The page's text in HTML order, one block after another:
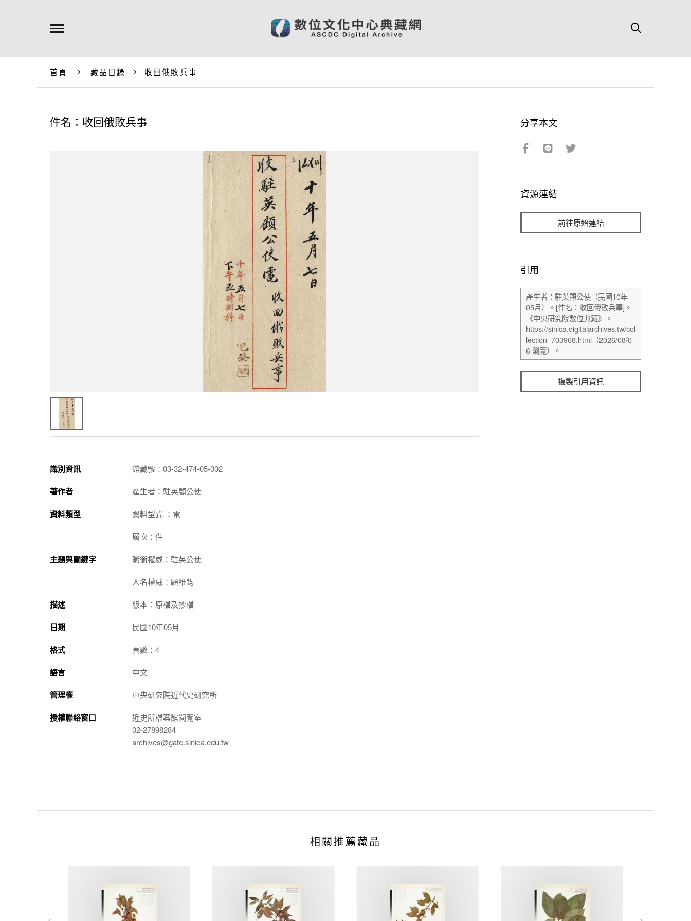
首頁 藏品目錄 收回俄敗兵事
件名：收回俄敗兵事
識別資訊 館藏號：03-32-474-05-002
著作者 產生者：駐英顧公使
資料類型 資料型式 ：電
層次：件
主題與關鍵字 職銜權威：駐英公使
人名權威：顧維鈞
描述 版本：原檔及抄檔
日期 民國10年05月
格式 頁數：4
語言 中文
管理權 中央研究院近代史研究所
授權聯絡窗口
近史所檔案館閱覽室
02-27898284
archives@gate.sinica.edu.tw
分享本文
資源連結
前往原始連結
引用
複製引用資訊
相關推薦藏品